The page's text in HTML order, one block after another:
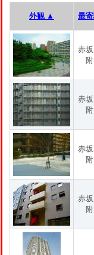
外観 ▲ 最
赤
附
赤
附
赤
附
赤
附